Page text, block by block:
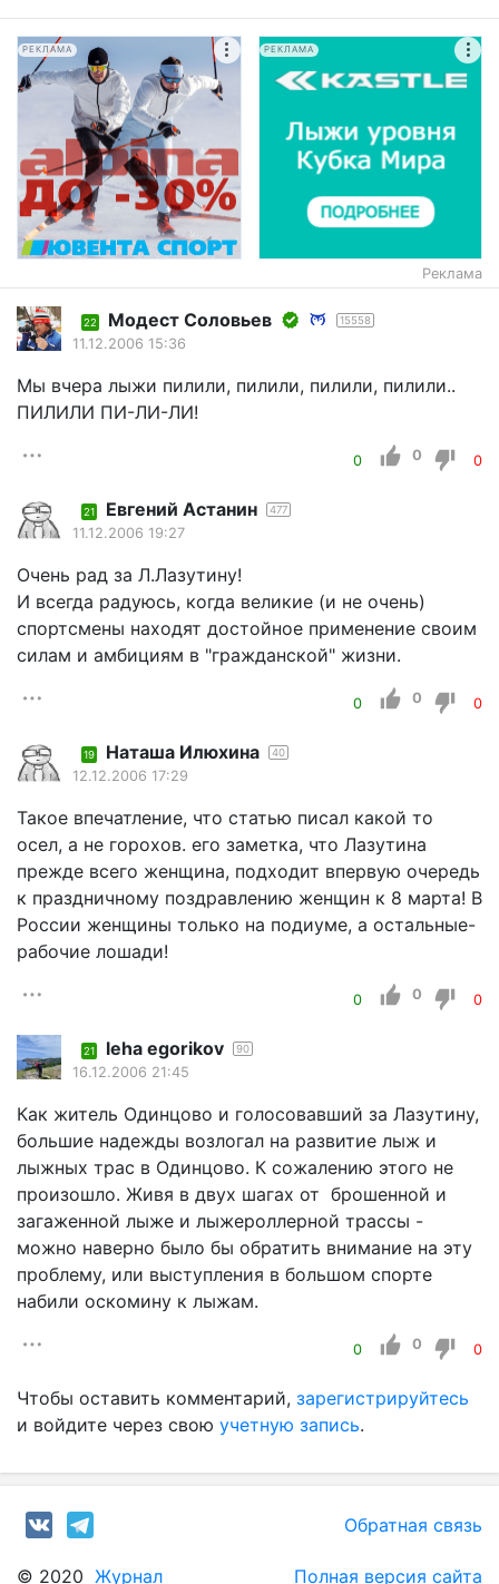
РЕКЛАМА РЕКЛАМА
Реклама
22 Модест Соловьев 15558
11.12.2006 15:36
Мы вчера лыжи пилили, пилили, пилили, пилили..
ПИЛИЛИ ПИ-ЛИ-ЛИ!
0 0 0
21 Евгений Астанин 477
11.12.2006 19:27
Очень рад за Л.Лазутину!
И всегда радуюсь, когда великие (и не очень)
спортсмены находят достойное применение своим
силам и амбициям в "гражданской" жизни.
0 0 0
19 Наташа Илюхина 40
12.12.2006 17:29
Такое впечатление, что статью писал какой то
осел, а не горохов. его заметка, что Лазутина
прежде всего женщина, подходит впервую очередь
к праздничному поздравлению женщин к 8 марта! В
России женщины только на подиуме, а остальные-
рабочие лошади!
0 0 0
21 leha egorikov 90
16.12.2006 21:45
Как житель Одинцово и голосовавший за Лазутину,
большие надежды возлогал на развитие лыж и
лыжных трас в Одинцово. К сожалению этого не
произошло. Живя в двух шагах от брошенной и
загаженной лыже и лыжероллерной трассы -
можно наверно было бы обратить внимание на эту
проблему, или выступления в большом спорте
набили оскомину к лыжам.
0 0 0
Чтобы оставить комментарий, зарегистрируйтесь
и войдите через свою учетную запись.
Обратная связь
© 2020 Журнал Полная версия сайта